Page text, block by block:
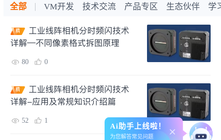
Ai助手上线啦！
为您解答常见问题
全部 VM开发 技术交流 产品专区 生态伙伴 学
精
工业线阵相机分时频闪技术
详解—不同像素格式拆图原理
80 0
精
工业线阵相机分时频闪技术
详解-应用及常规知识介绍篇
52 1